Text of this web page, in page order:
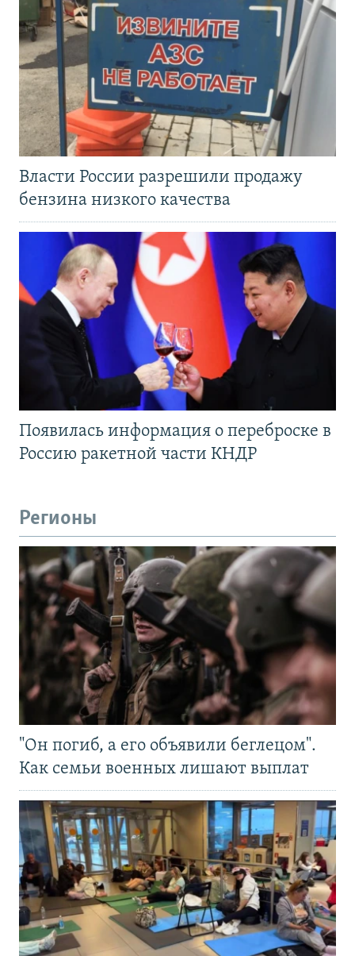
Власти России разрешили продажу
бензина низкого качества
Появилась информация о переброске в
Россию ракетной части КНДР
Регионы
"Он погиб, а его объявили беглецом".
Как семьи военных лишают выплат